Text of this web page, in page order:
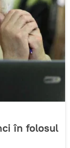
în folosul